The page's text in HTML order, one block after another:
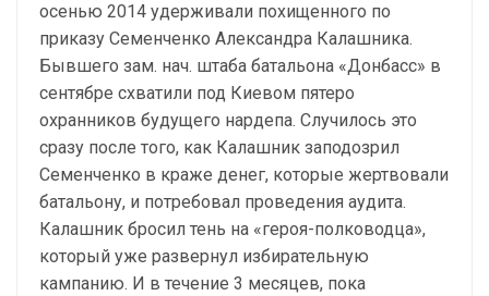
осенью 2014 удерживали похищенного по
приказу Семенченко Александра Калашника.
Бывшего зам. нач. штаба батальона «Донбасс» в
сентябре схватили под Киевом пятеро
охранников будущего нардепа. Случилось это
сразу после того, как Калашник заподозрил
Семенченко в краже денег, которые жертвовали
батальону, и потребовал проведения аудита.
Калашник бросил тень на «героя-полководца»,
который уже развернул избирательную
кампанию. И в течение 3 месяцев, пока